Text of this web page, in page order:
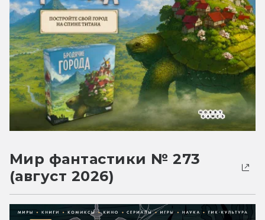
Мир фантастики № 273
(август 2026)